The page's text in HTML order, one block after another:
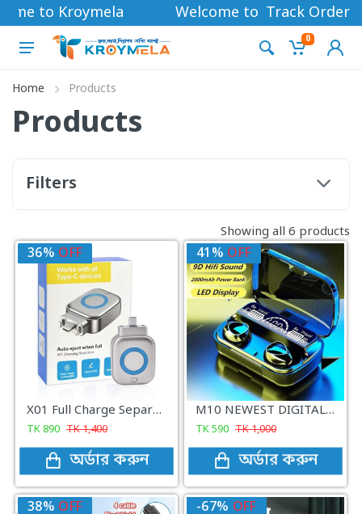
to Kroymela Welcome to Kroymela
Track Order
0
Home Products
Products
Filters
Showing all 6 products
36% OFF
X01 Full Charge Separator Type-C Auto Power Cut-Off Charging Protector
TK890 TK1,400
অর্ডার করুন
41% OFF
M10 NEWEST DIGITAL INDICATOR TRUE WIRELESS HEADSET
TK590 TK1,000
অর্ডার করুন
38% OFF -67% OFF